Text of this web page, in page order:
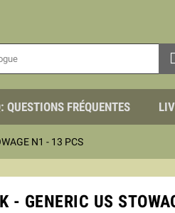
QUESTIONS FRÉQUENTES
N1 - 13 PCS
- GENERIC US